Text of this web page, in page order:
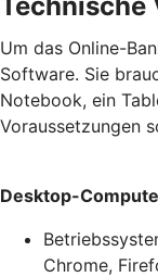
Um das Online-
Software. Sie
Notebook, ein
Voraussetzungen
Desktop-
Chrome,